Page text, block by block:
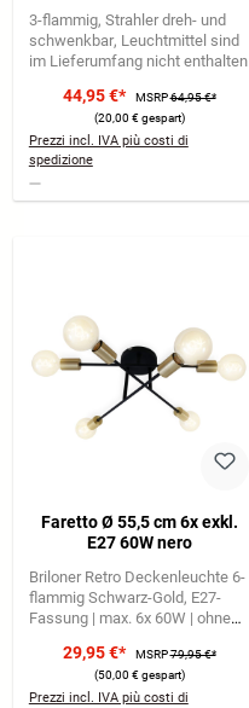
3-flammig Strahler dreh- und
schwenkbar Leuchtmittel sind
im Lieferumfang nicht enthalten
44,95 €* MSRP64,95 €*
(20,00 € gespart)
Prezzi incl. IVA più costi di
spedizione
Faretto Ø 55,5 cm 6x exkl.
E27 60W nero
Briloner Retro Deckenleuchte 6-
flammig Schwarz-Gold E27-
Fassung | max. 6x 60W | ohne
flexible Lichtausrichtung
29,95 €* MSRP79,95 €*
(50,00 € gespart)
Prezzi incl. IVA più costi di